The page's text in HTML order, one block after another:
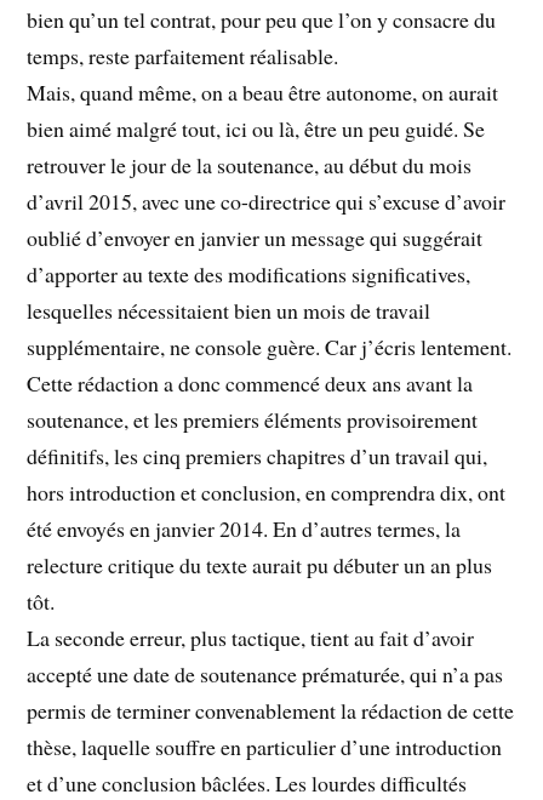
bien qu’un tel contrat, pour peu que l’on y consacre du
temps, reste parfaitement réalisable.
Mais, quand même, on a beau être autonome, on aurait
bien aimé malgré tout, ici ou là, être un peu guidé. Se
retrouver le jour de la soutenance, au début du mois
d’avril 2015, avec une co-directrice qui s’excuse d’avoir
oublié d’envoyer en janvier un message qui suggérait
d’apporter au texte des modifications significatives,
lesquelles nécessitaient bien un mois de travail
supplémentaire, ne console guère. Car j’écris lentement.
Cette rédaction a donc commencé deux ans avant la
soutenance, et les premiers éléments provisoirement
définitifs, les cinq premiers chapitres d’un travail qui,
hors introduction et conclusion, en comprendra dix, ont
été envoyés en janvier 2014. En d’autres termes, la
relecture critique du texte aurait pu débuter un an plus
tôt.
La seconde erreur, plus tactique, tient au fait d’avoir
accepté une date de soutenance prématurée, qui n’a pas
permis de terminer convenablement la rédaction de cette
thèse, laquelle souffre en particulier d’une introduction
et d’une conclusion bâclées. Les lourdes difficultés